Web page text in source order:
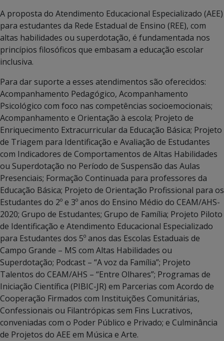
A proposta do Atendimento Educacional Especializado (AEE)
para estudantes da Rede Estadual de Ensino (REE), com
altas habilidades ou superdotação, é fundamentada nos
princípios filosóficos que embasam a educação escolar
inclusiva.
Para dar suporte a esses atendimentos são oferecidos:
Acompanhamento Pedagógico, Acompanhamento
Psicológico com foco nas competências socioemocionais;
Acompanhamento e Orientação à escola; Projeto de
Enriquecimento Extracurricular da Educação Básica; Projeto
de Triagem para Identificação e Avaliação de Estudantes
com Indicadores de Comportamentos de Altas Habilidades
ou Superdotação no Período de Suspensão das Aulas
Presenciais; Formação Continuada para professores da
Educação Básica; Projeto de Orientação Profissional para os
Estudantes do 2º e 3º anos do Ensino Médio do CEAM/AHS-
2020; Grupo de Estudantes; Grupo de Família; Projeto Piloto
de Identificação e Atendimento Educacional Especializado
para Estudantes dos 5º anos das Escolas Estaduais de
Campo Grande – MS com Altas Habilidades ou
Superdotação; Podcast – “A voz da Família”; Projeto
Talentos do CEAM/AHS – “Entre Olhares”; Programas de
Iniciação Científica (PIBIC-JR) em Parcerias com Acordo de
Cooperação Firmados com Instituições Comunitárias,
Confessionais ou Filantrópicas sem Fins Lucrativos,
conveniadas com o Poder Público e Privado; e Culminância
de Projetos do AEE em Música e Arte.